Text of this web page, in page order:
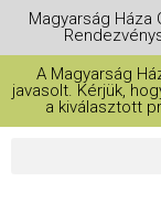
Magyarság Háza
A Magyarság
javasolt. Kérjük,
a kiválasztott